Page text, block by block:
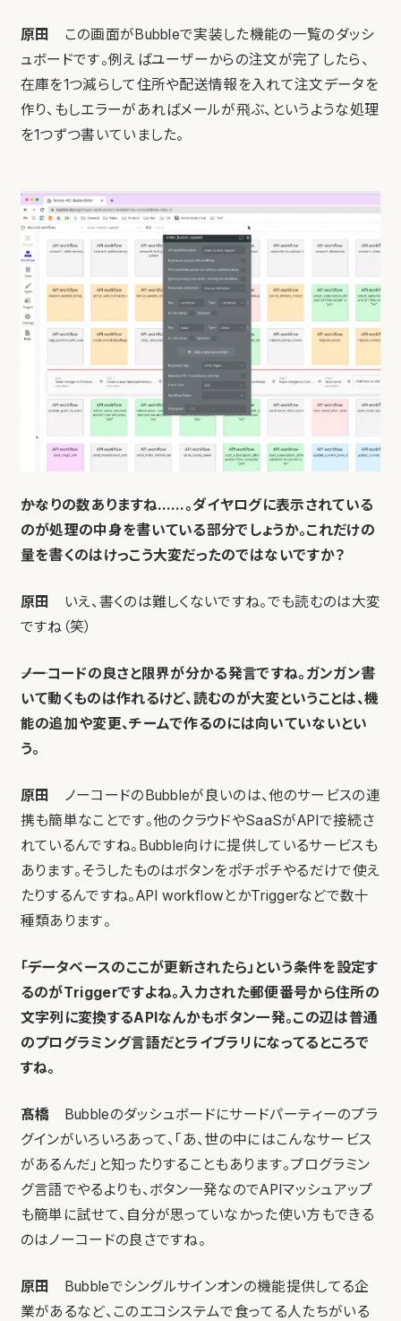
原田
この画面がBubbleで実装した機能の一覧のダッシ
ュボードです。例えばユーザーからの注文が完了したら、
在庫を1つ減らして住所や配送情報を入れて注文データを
作り、もしエラーがあればメールが飛ぶ、というような処理
を1つずつ書いていました。
――かなりの数ありますね……。ダイヤログに表示されている
のが処理の中身を書いている部分でしょうか。これだけの
量を書くのはけっこう大変だったのではないですか？
原田
いえ、書くのは難しくないですね。でも読むのは大変
ですね（笑）
――ノーコードの良さと限界が分かる発言ですね。ガンガン書
いて動くものは作れるけど、読むのが大変ということは、機
能の追加や変更、チームで作るのには向いていないとい
う。
原田
ノーコードのBubbleが良いのは、他のサービスの連
携も簡単なことです。他のクラウドやSaaSがAPIで接続さ
れているんですね。Bubble向けに提供しているサービスも
あります。そうしたものはボタンをポチポチやるだけで使え
たりするんですね。API workflowとかTriggerなどで数十
種類あります。
――「データベースのここが更新されたら」という条件を設定す
るのがTriggerですよね。入力された郵便番号から住所の
文字列に変換するAPIなんかもボタン一発。この辺は普通
のプログラミング言語だとライブラリになってるところで
すね。
髙橋 Bubbleのダッシュボードにサードパーティーのプラ
グインがいろいろあって、「あ、世の中にはこんなサービス
があるんだ」と知ったりすることもあります。プログラミン
グ言語でやるよりも、ボタン一発なのでAPIマッシュアップ
も簡単に試せて、自分が思っていなかった使い方もできる
のはノーコードの良さですね。
原田
Bubbleでシングルサインオンの機能提供してる企
業があるなど、このエコシステムで食ってる人たちがいる